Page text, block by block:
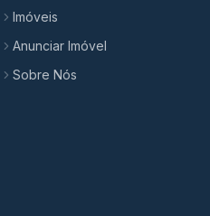
Imóveis
Anunciar Imóvel
Sobre Nós